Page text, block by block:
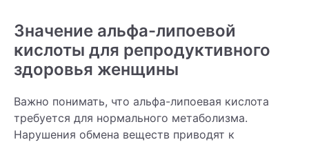
Значение альфа-липоевой
кислоты для репродуктивного
здоровья женщины
Важно понимать, что альфа-липоевая кислота
требуется для нормального метаболизма.
Нарушения обмена веществ приводят к